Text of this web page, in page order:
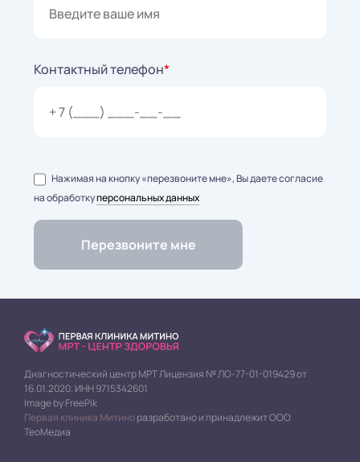
Контактный телефон*
Нажимая на кнопку «перезвоните мне», Вы даете согласие
на обработкуперсональных данных
Диагностический центр МРТ Лицензия № ЛО-77-01-019429 от
16.01.2020. ИНН 9715342601
Image by FreePik
Первая клиника Митиноразработано и принадлежит ООО
ТеоМедиа